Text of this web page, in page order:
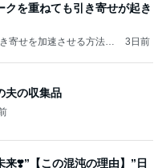
クを重ねても引き寄せが起き
寄せを加速させる方法：
3日前
夫の収集品
来❣️”【この混沌の理由】”⽇